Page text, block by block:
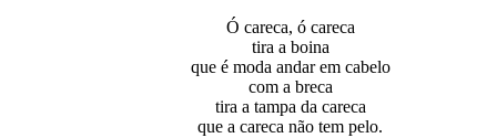
Ó careca, ó careca
tira a boina
que é moda andar em cabelo
com a breca
tira a tampa da careca
que a careca não tem pelo.